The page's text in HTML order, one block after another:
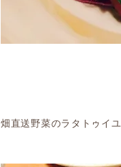
畑直送野菜のラタトゥイユ